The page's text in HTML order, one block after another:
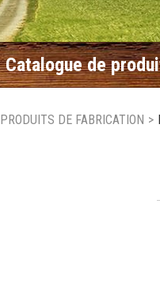
Catalogue de
PRODUITS DE FABRICATION >